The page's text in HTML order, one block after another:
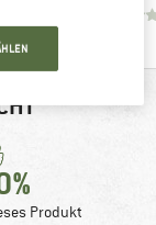
Produkt